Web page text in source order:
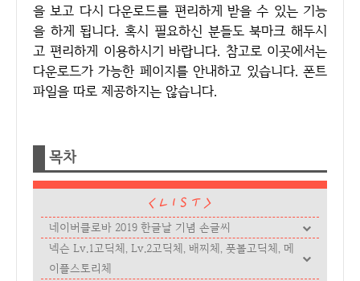
을 보고 다시 다운로드를 편리하게 받을 수 있는 기능
을 하게 됩니다. 혹시 필요하신 분들도 북마크 해두시
고 편리하게 이용하시기 바랍니다. 참고로 이곳에서는
다운로드가 가능한 페이지를 안내하고 있습니다. 폰트
파일을 따로 제공하지는 않습니다.
목차
네이버클로바 2019 한글날 기념 손글씨
넥슨 Lv.1고딕체, Lv.2고딕체, 배찌체, 풋볼고딕체, 메
이플스토리체